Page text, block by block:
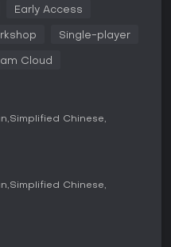
gleicher Art, um Punkte
und sechs spezielle
oder Optionen. Das
und Verzweigungen
Jede Entscheidung
Mischung aus RPG-
Hier entscheiden
Early Access
Single-player
Cloud
Simplified Chinese
Simplified Chinese